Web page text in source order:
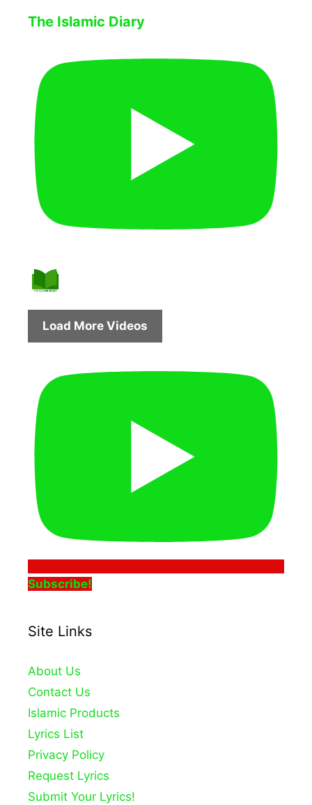
The Islamic Diary
Load More Videos
Subscribe!
Site Links
About Us
Contact Us
Islamic Products
Lyrics List
Privacy Policy
Request Lyrics
Submit Your Lyrics!